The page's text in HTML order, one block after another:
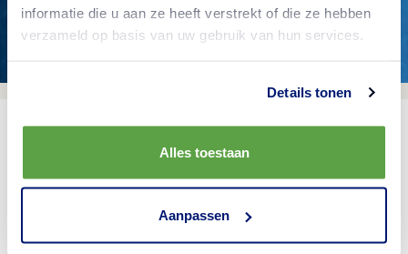
informatie die u aan ze heeft verstrekt of die ze hebben
verzameld op basis van uw gebruik van hun services.
Details tonen
Alles toestaan
Aanpassen